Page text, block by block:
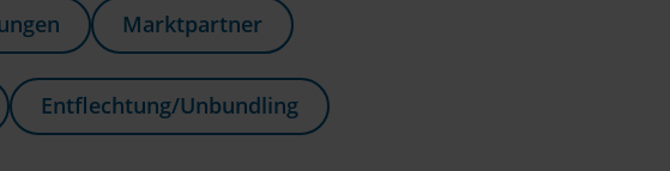
Marktpartner
Entflechtung/Unbundling